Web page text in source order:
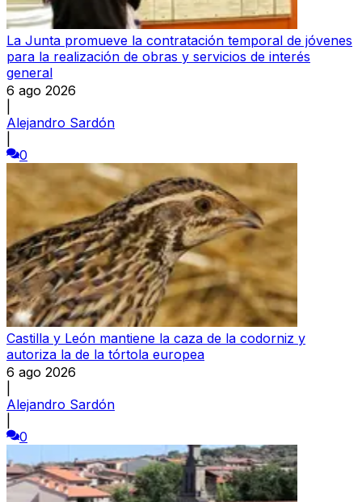
La Junta promueve la contratación temporal de jóvenes
para la realización de obras y servicios de interés
general
6 ago 2026
Alejandro Sardón
0
Castilla y León mantiene la caza de la codorniz y
autoriza la de la tórtola europea
6 ago 2026
Alejandro Sardón
0